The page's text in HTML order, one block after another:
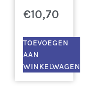
€10,70
TOEVOEGEN
AAN
WINKELWAGEN